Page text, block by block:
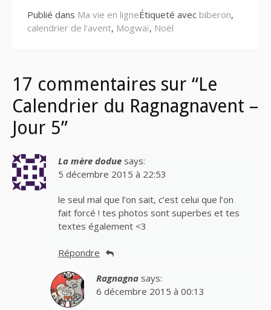
Publié dans Ma vie en ligneÉtiqueté avec biberon,
calendrier de l'avent, Mogwaï, Noël
17 commentaires sur “Le
Calendrier du Ragnagnavent –
Jour 5”
La mère dodue says:
5 décembre 2015 à 22:53
le seul mal que l’on sait, c’est celui que l’on
fait forcé ! tes photos sont superbes et tes
textes également <3
Répondre
Ragnagna says:
6 décembre 2015 à 00:13